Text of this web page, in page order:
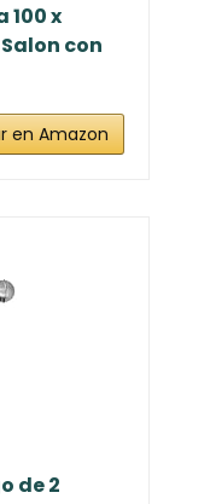
100 x
con
en Amazon
de 2